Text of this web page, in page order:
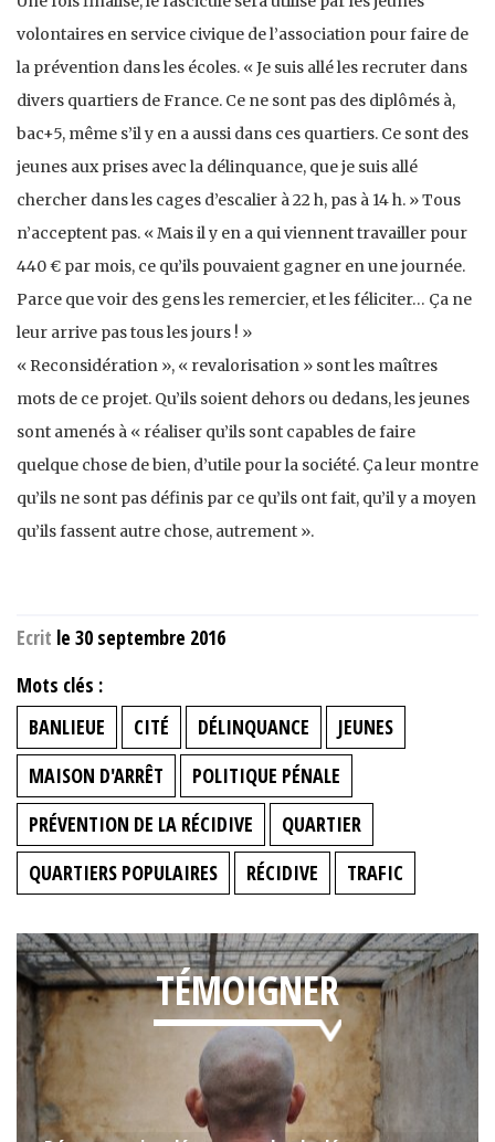
volontaires en service civique de l’association pour faire de
la prévention dans les écoles. « Je suis allé les recruter dans
divers quartiers de France. Ce ne sont pas des diplômés à,
bac+5, même s’il y en a aussi dans ces quartiers. Ce sont des
jeunes aux prises avec la délinquance, que je suis allé
chercher dans les cages d’escalier à 22 h, pas à 14 h. » Tous
n’acceptent pas. « Mais il y en a qui viennent travailler pour
440 € par mois, ce qu’ils pouvaient gagner en une journée.
Parce que voir des gens les remercier, et les féliciter… Ça ne
leur arrive pas tous les jours ! »
« Reconsidération », « revalorisation » sont les maîtres
mots de ce projet. Qu’ils soient dehors ou dedans, les jeunes
sont amenés à « réaliser qu’ils sont capables de faire
quelque chose de bien, d’utile pour la société. Ça leur montre
qu’ils ne sont pas définis par ce qu’ils ont fait, qu’il y a moyen
qu’ils fassent autre chose, autrement ».
Ecrit le 30 septembre 2016
Mots clés :
BANLIEUE
CITÉ DÉLINQUANCE
JEUNES
MAISON D'ARRÊT
POLITIQUE PÉNALE
PRÉVENTION DE LA RÉCIDIVE
QUARTIER
QUARTIERS POPULAIRES
RÉCIDIVE TRAFIC
TÉMOIGNER